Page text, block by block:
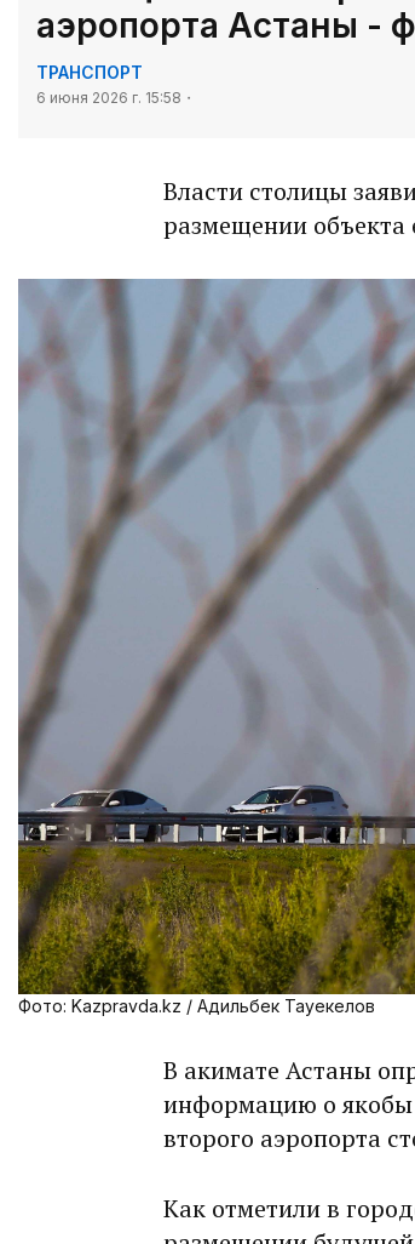
аэропорта Астаны -
ТРАНСПОРТ
6 июня 2026 г. 15:58
Власти столицы
размещении объекта
Фото: Kazpravda.kz / Адильбек Тауекелов
В акимате Астаны
информацию о якобы
второго аэропорта
Как отметили в